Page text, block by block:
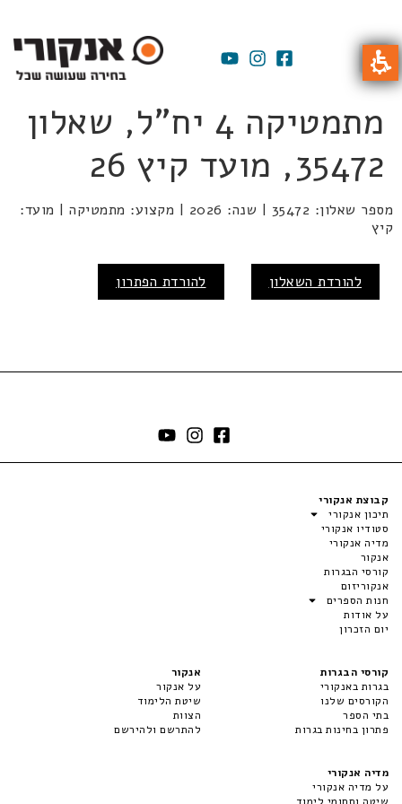
מתמטיקה 4 יח"ל, שאלון
35472, מועד קיץ 26
מספר שאלון: 35472 | שנה: 2026 | מקצוע: מתמטיקה | מועד:
קיץ
להורדת השאלון להורדת הפתרון
קבוצת אנקורי
תיכון אנקורי
סטודיו אנקורי
מדיה אנקורי
אנקור
קורסי הבגרות
אנקוריזום
חנות הספרים
על אודות
יום הזכרון
קורסי הבגרות
בגרות באנקורי
הקורסים שלנו
בתי הספר
פתרון בחינות בגרות
אנקור
על אנקור
שיטת הלימוד
הצוות
להתרשם ולהירשם
מדיה אנקורי
על מדיה אנקורי